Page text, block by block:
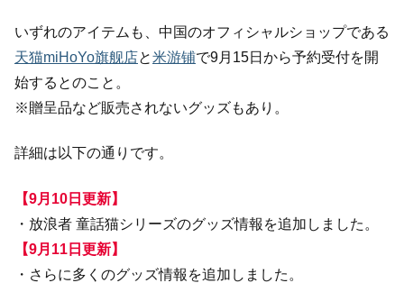
いずれのアイテムも、中国のオフィシャルショップである
天猫miHoYo旗舰店と米游铺で9月15日から予約受付を開
始するとのこと。
※贈呈品など販売されないグッズもあり。
詳細は以下の通りです。
【9月10日更新】
・放浪者 童話猫シリーズのグッズ情報を追加しました。
【9月11日更新】
・さらに多くのグッズ情報を追加しました。